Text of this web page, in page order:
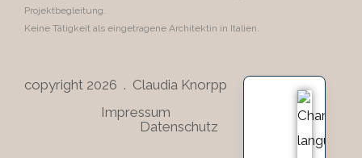
Projektbegleitung.
Keine Tätigkeit als eingetragene Architektin in Italien.
copyright 2026 . Claudia Knorpp
Impressum
Datenschutz